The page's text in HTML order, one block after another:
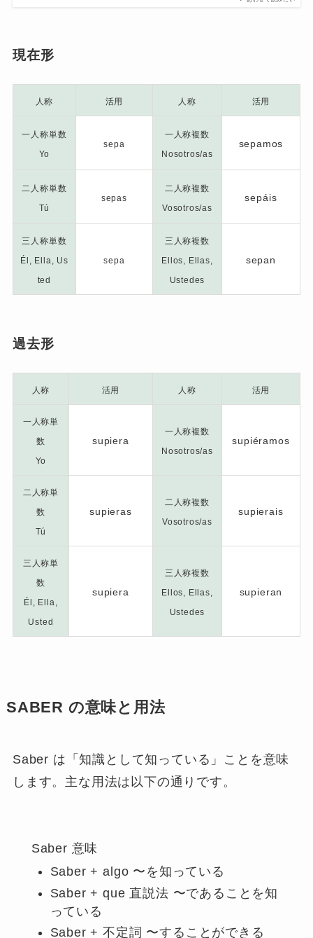
現在形
人称 活用 人称 活用
一人称単数
Yo
sepa
一人称複数
Nosotros/as
sepamos
二人称単数
Tú
sepas
二人称複数
Vosotros/as
sepáis
三人称単数
Él, Ella, Us
ted
sepa
三人称複数
Ellos, Ellas,
Ustedes
sepan
過去形
人称 活用 人称 活用
一人称単
数
Yo
supiera
一人称複数
Nosotros/as
supiéramos
二人称単
数
Tú
supieras
二人称複数
Vosotros/as
supierais
三人称単
数
Él, Ella,
Usted
supiera
三人称複数
Ellos, Ellas,
Ustedes
supieran
SABER の意味と用法
Saber は「知識として知っている」ことを意味
します。主な用法は以下の通りです。
Saber 意味
Saber + algo 〜を知っている
Saber + que 直説法 〜であることを知
っている
Saber + 不定詞 〜することができる